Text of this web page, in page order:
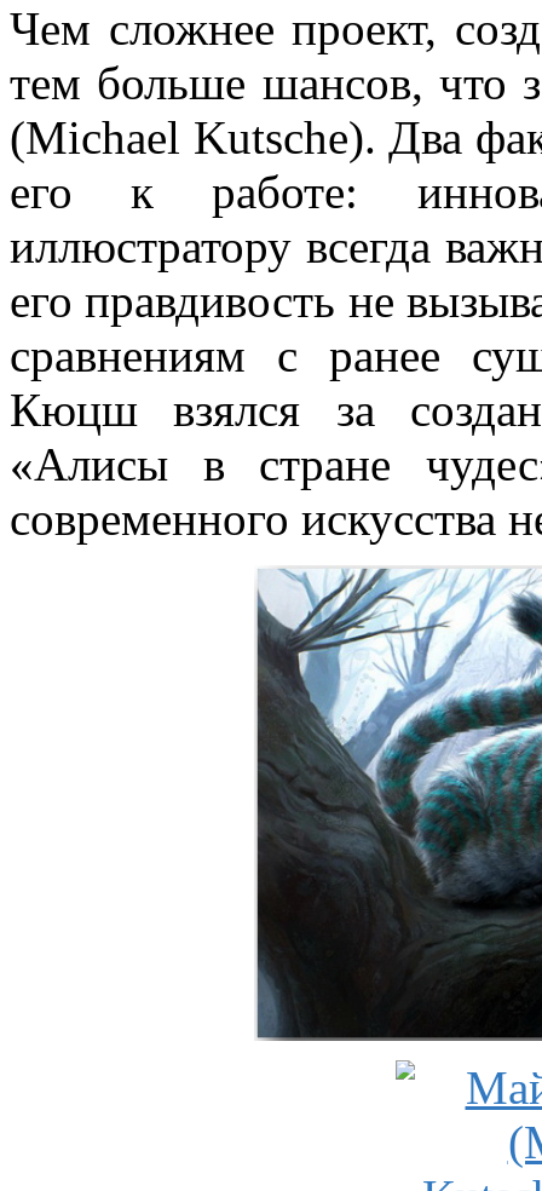
Чем сложнее проект,
тем больше шансов, что
(Michael Kutsche). Два
его к работе:
иллюстратору всегда
его правдивость не
сравнениям с ранее
Кюцш взялся за
«Алисы в стране
современного искусства